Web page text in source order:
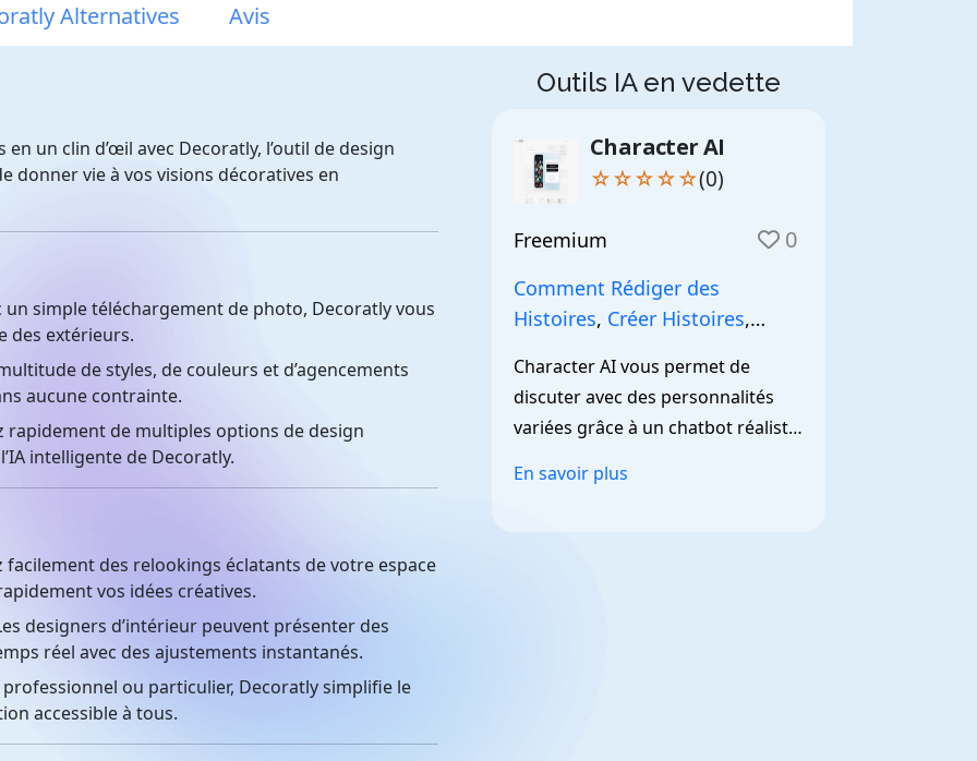
Alternatives Avis
un clin d’œil avec Decoratly, l’outil de design
donner vie à vos visions décoratives en
simple téléchargement de photo, Decoratly vous
des extérieurs.
de styles, de couleurs et d’agencements
aucune contrainte.
de multiples options de design
intelligente de Decoratly.
des relookings éclatants de votre espace
vos idées créatives.
designers d’intérieur peuvent présenter des
réel avec des ajustements instantanés.
ou particulier, Decoratly simplifie le
accessible à tous.
Outils IA en vedette
Character AI
☆☆☆☆☆(0)
Freemium 0
Comment Rédiger des
Histoires, Créer Histoires,
Character AI vous permet de
discuter avec des personnalités
variées grâce à un chatbot réaliste
En savoir plus